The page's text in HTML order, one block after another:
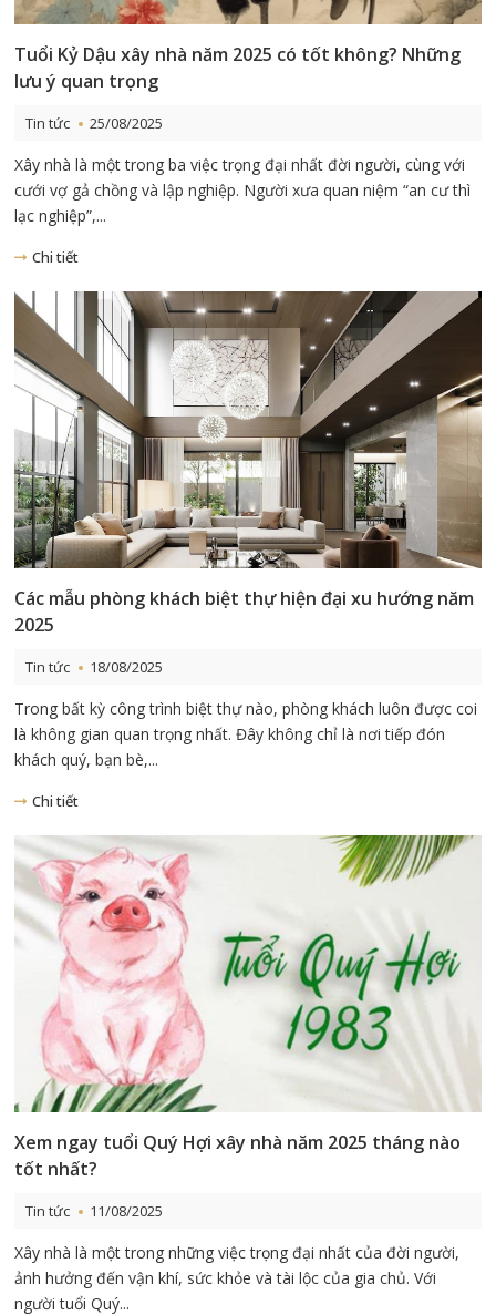
Tuổi Kỷ Dậu xây nhà năm 2025 có tốt không? Những
lưu ý quan trọng
Tin tức 25/08/2025
Xây nhà là một trong ba việc trọng đại nhất đời người, cùng với
cưới vợ gả chồng và lập nghiệp. Người xưa quan niệm “an cư thì
lạc nghiệp”,...
Chi tiết
Các mẫu phòng khách biệt thự hiện đại xu hướng năm
2025
Tin tức 18/08/2025
Trong bất kỳ công trình biệt thự nào, phòng khách luôn được coi
là không gian quan trọng nhất. Đây không chỉ là nơi tiếp đón
khách quý, bạn bè,...
Chi tiết
Xem ngay tuổi Quý Hợi xây nhà năm 2025 tháng nào
tốt nhất?
Tin tức 11/08/2025
Xây nhà là một trong những việc trọng đại nhất của đời người,
ảnh hưởng đến vận khí, sức khỏe và tài lộc của gia chủ. Với
người tuổi Quý...